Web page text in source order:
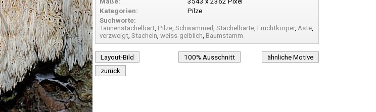
Kategorien:
Pilze
Suchworte:
Tannenstachelbart, Pilze, Schwammerl , Stachelbärte, Fruchtkörper, Äste,
verzweigt, Stacheln, weiss-gelblich, Baumstamm
Layout-Bild 100% Ausschnitt
ähnliche Motive
zurück